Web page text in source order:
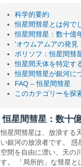
科学的要約
恒星間彗星とは何で
恒星間彗星：数十億
'オウムアムアの発見
ボリソフ：恒星間彗
恒星間天体を特定す
恒星間彗星が銀河に
FAQ – 恒星間彗星
このカテゴリーを探
恒星間彗星：数十
恒星間彗星は、放浪する
い銀河の放浪者です。 惑
空間を自由に漂い、天の
す。 「局所的」な彗星